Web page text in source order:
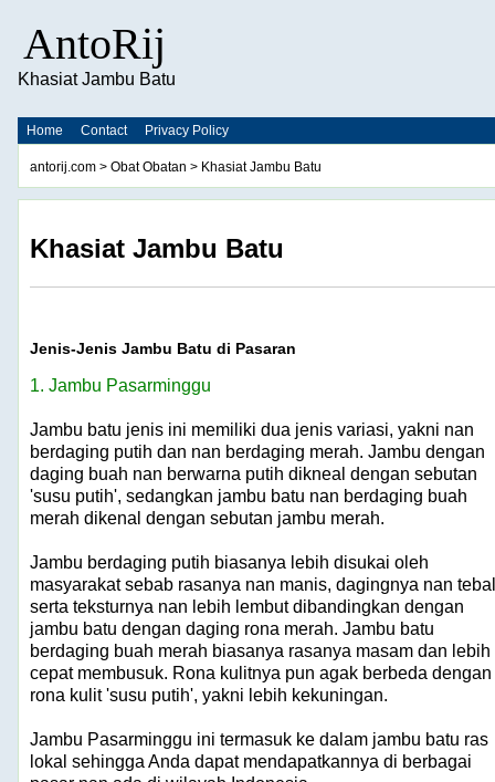
AntoRij
Khasiat Jambu Batu
Home Contact Privacy Policy
antorij.com > Obat Obatan > Khasiat Jambu Batu
Khasiat Jambu Batu
Jenis-Jenis Jambu Batu di Pasaran
1. Jambu Pasarminggu
Jambu batu jenis ini memiliki dua jenis variasi, yakni nan
berdaging putih dan nan berdaging merah. Jambu dengan
daging buah nan berwarna putih dikneal dengan sebutan
'susu putih', sedangkan jambu batu nan berdaging buah
merah dikenal dengan sebutan jambu merah.
Jambu berdaging putih biasanya lebih disukai oleh
masyarakat sebab rasanya nan manis, dagingnya nan
serta teksturnya nan lebih lembut dibandingkan dengan
jambu batu dengan daging rona merah. Jambu batu
berdaging buah merah biasanya rasanya masam dan lebih
cepat membusuk. Rona kulitnya pun agak berbeda dengan
rona kulit 'susu putih', yakni lebih kekuningan.
Jambu Pasarminggu ini termasuk ke dalam jambu batu ras
lokal sehingga Anda dapat mendapatkannya di berbagai